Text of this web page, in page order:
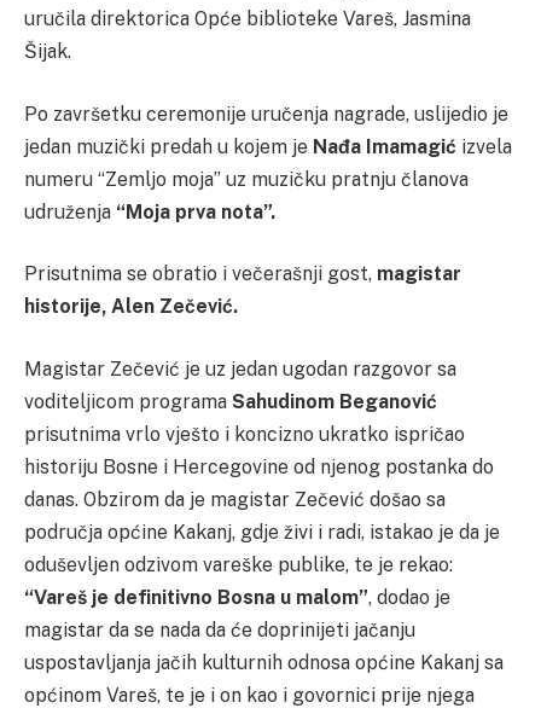
uručila direktorica Opće biblioteke Vareš, Jasmina
Šijak.
Po završetku ceremonije uručenja nagrade, uslijedio je
jedan muzički predah u kojem je Nađa Imamagić izvela
numeru “Zemljo moja” uz muzičku pratnju članova
udruženja “Moja prva nota”.
Prisutnima se obratio i večerašnji gost, magistar
historije, Alen Zečević.
Magistar Zečević je uz jedan ugodan razgovor sa
voditeljicom programa Sahudinom Beganović
prisutnima vrlo vješto i koncizno ukratko ispričao
historiju Bosne i Hercegovine od njenog postanka do
danas. Obzirom da je magistar Zečević došao sa
područja općine Kakanj, gdje živi i radi, istakao je da je
oduševljen odzivom vareške publike, te je rekao:
“Vareš je definitivno Bosna u malom”, dodao je
magistar da se nada da će doprinijeti jačanju
uspostavljanja jačih kulturnih odnosa općine Kakanj sa
općinom Vareš, te je i on kao i govornici prije njega